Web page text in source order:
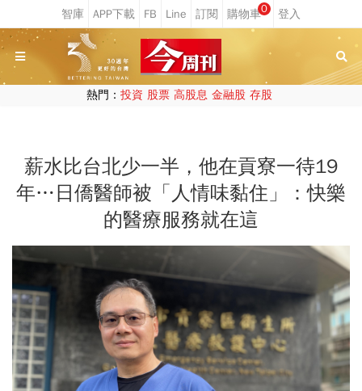
0
熱門： 投資 股票 高股息 金融股 存股
薪水比台北少一半，他在貢寮一待19
年…日僑醫師被「人情味黏住」：快樂
的醫療服務就在這